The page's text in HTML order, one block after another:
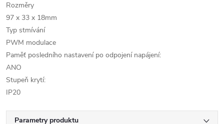
Rozměry
97 x 33 x 18mm
Typ stmívání
PWM modulace
Paměť posledního nastavení po odpojení napájení:
ANO
Stupeň krytí:
IP20
Parametry produktu